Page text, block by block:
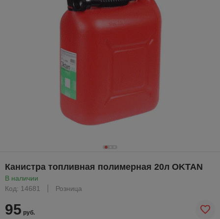
Канистра топливная полимерная 20л OKTAN
В наличии
Код: 14681
Розница
95 руб.